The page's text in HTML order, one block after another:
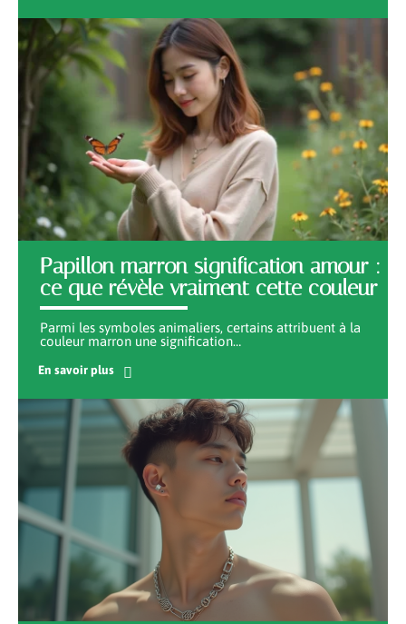
Papillon marron signification amour :
ce que révèle vraiment cette couleur
Parmi les symboles animaliers, certains attribuent à la
couleur marron une signification…
En savoir plus